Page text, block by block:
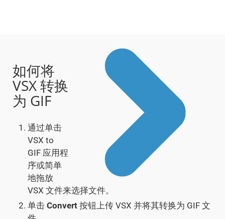
如何将
VSX 转换
为 GIF
通过单击
VSX to
GIF 应用程
序或简单
地拖放
VSX 文件来选择文件。
单击 Convert 按钮上传 VSX 并将其转换为 GIF 文